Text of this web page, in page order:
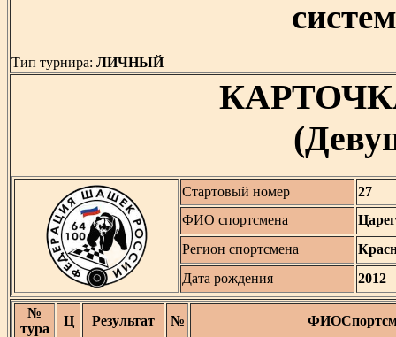
Тип турнира: ЛИЧНЫЙ
Стартовый номер
27
ФИО спортсмена
Регион спортсмена
Дата рождения
2012
№
тура
Ц Результат №